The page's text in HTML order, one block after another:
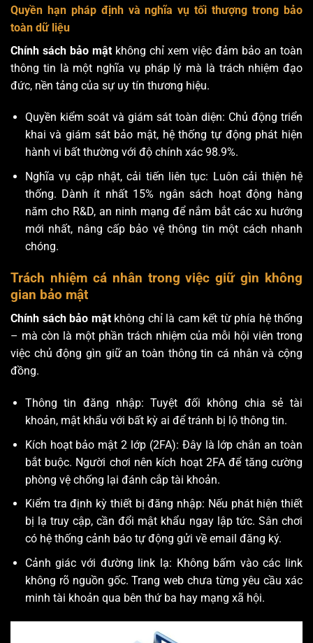
Quyền hạn pháp định và nghĩa vụ tối thượng trong bảo
toàn dữ liệu
Chính sách bảo mật không chỉ xem việc đảm bảo an toàn
thông tin là một nghĩa vụ pháp lý mà là trách nhiệm đạo
đức, nền tảng của sự uy tín thương hiệu.
Quyền kiểm soát và giám sát toàn diện: Chủ động triển
khai và giám sát bảo mật, hệ thống tự động phát hiện
hành vi bất thường với độ chính xác 98.9%.
Nghĩa vụ cập nhật, cải tiến liên tục: Luôn cải thiện hệ
thống. Dành ít nhất 15% ngân sách hoạt động hàng
năm cho R&D, an ninh mạng để nắm bắt các xu hướng
mới nhất, nâng cấp bảo vệ thông tin một cách nhanh
chóng.
Trách nhiệm cá nhân trong việc giữ gìn không
gian bảo mật
Chính sách bảo mật không chỉ là cam kết từ phía hệ thống
– mà còn là một phần trách nhiệm của mỗi hội viên trong
việc chủ động gìn giữ an toàn thông tin cá nhân và cộng
đồng.
Thông tin đăng nhập: Tuyệt đối không chia sẻ tài
khoản, mật khẩu với bất kỳ ai để tránh bị lộ thông tin.
Kích hoạt bảo mật 2 lớp (2FA): Đây là lớp chắn an toàn
bắt buộc. Người chơi nên kích hoạt 2FA để tăng cường
phòng vệ chống lại đánh cắp tài khoản.
Kiểm tra định kỳ thiết bị đăng nhập: Nếu phát hiện thiết
bị lạ truy cập, cần đổi mật khẩu ngay lập tức. Sân chơi
có hệ thống cảnh báo tự động gửi về email đăng ký.
Cảnh giác với đường link lạ: Không bấm vào các link
không rõ nguồn gốc. Trang web chưa từng yêu cầu xác
minh tài khoản qua bên thứ ba hay mạng xã hội.